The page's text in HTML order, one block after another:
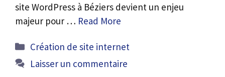
site WordPress à Béziers devient un enjeu
majeur pour … Read More
Catégories
Création de site internet
Laisser un commentaire